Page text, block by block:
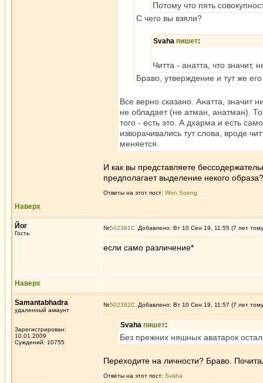
Потому что пять
С чего вы взяли?
Svaha пишет:
Читта - анатта, что значит,
Браво, утверждение и тут же
Все верно сказано. Анатта, значит
не обладает (не атман, анатман).
того - есть это. А дхарма и есть
изворачивались тут слова, вроде
меняется.
И как вы представляете
предполагает выделение некого образа?
Ответы на этот пост: Won Soeng
Наверх
Йог
Гость
№502381 Добавлено: Вт 10 Сен 19, 11:55 (7 лет
если само различение*
Наверх
Samantabhadra
удаленный аккаунт
Зарегистрирован:
10.01.2009
Суждений: 10755
№502382 Добавлено: Вт 10 Сен 19, 11:57 (7 лет
Svaha пишет:
Без прежних няшных аватарок
Переходите на личности? Браво.
Ответы на этот пост: Svaha